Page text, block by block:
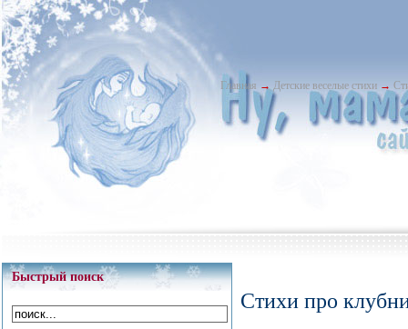
Главная → Детские веселые стихи →
Быстрый поиск
Стихи про